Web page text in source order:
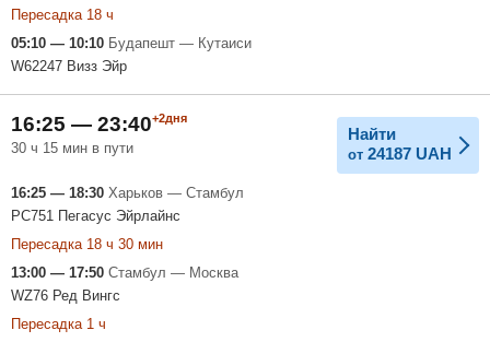
Пересадка 18 ч
05:10 — 10:10 Будапешт — Кутаиси
W62247 Визз Эйр
16:25 — 23:40+2дня
30 ч 15 мин в пути
Найти
от 24187 UAH
16:25 — 18:30 Харьков — Стамбул
PC751 Пегасус Эйрлайнс
Пересадка 18 ч 30 мин
13:00 — 17:50 Стамбул — Москва
WZ76 Ред Вингс
Пересадка 1 ч